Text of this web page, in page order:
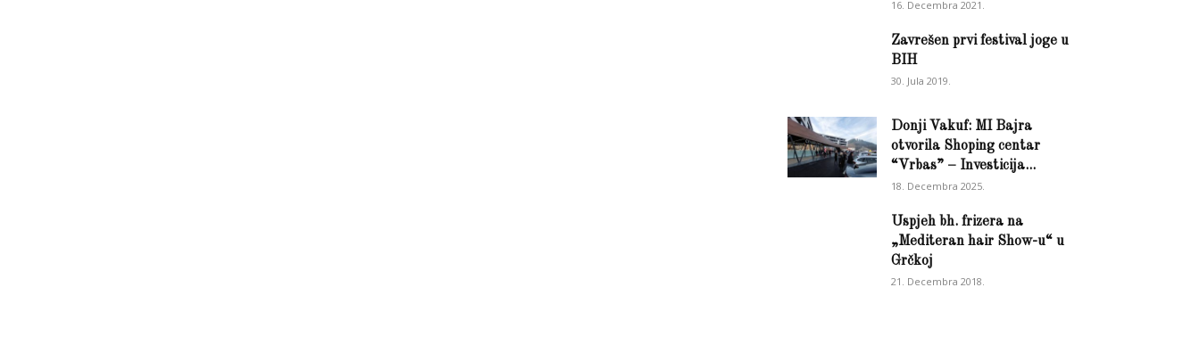
16. Decembra 2021.
Zavrešen prvi festival joge u
BIH
30. Jula 2019.
Donji Vakuf: MI Bajra
otvorila Shoping centar
“Vrbas” – Investicija...
18. Decembra 2025.
Uspjeh bh. frizera na
„Mediteran hair Show-u“ u
Grčkoj
21. Decembra 2018.